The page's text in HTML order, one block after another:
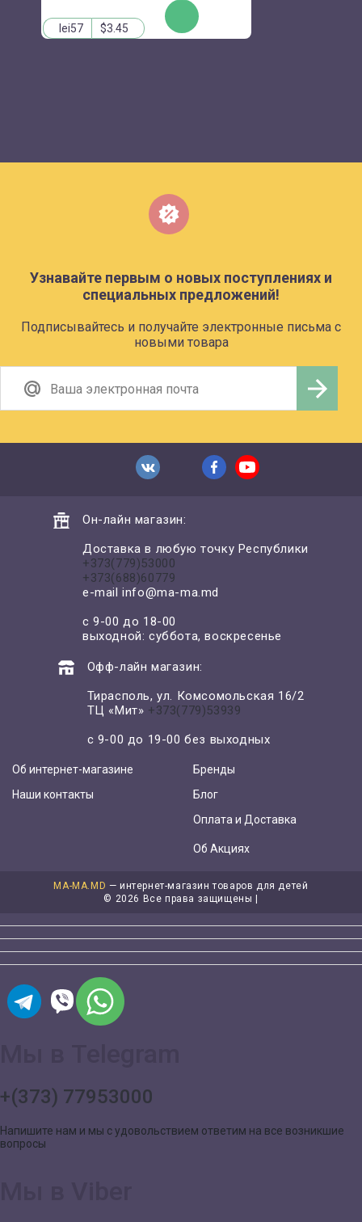
lei57 $3.45
КУПИТЬ
Узнавайте первым о новых поступлениях и
специальных предложений!
Подписывайтесь и получайте электронные письма с
новыми товара
Он-лайн магазин:
Доставка в любую точку Республики
+373(779)53000
+373(688)60779
e-mailinfo@ma-ma.md
с 9-00 до 18-00
выходной: суббота, воскресенье
Офф-лайн магазин:
Тирасполь, ул. Комсомольская 16/2
ТЦ «Мит» +373(779)53939
с 9-00 до 19-00 без выходных
Об интернет-магазине
Наши контакты
Бренды
Блог
Оплата и Доставка
Об Акциях
MA-MA.MD — интернет-магазин товаров для детей
© 2026 Все права защищены |
+(373) 77953000
Напишите нам и мы с удовольствием ответим на все возникшие
вопросы